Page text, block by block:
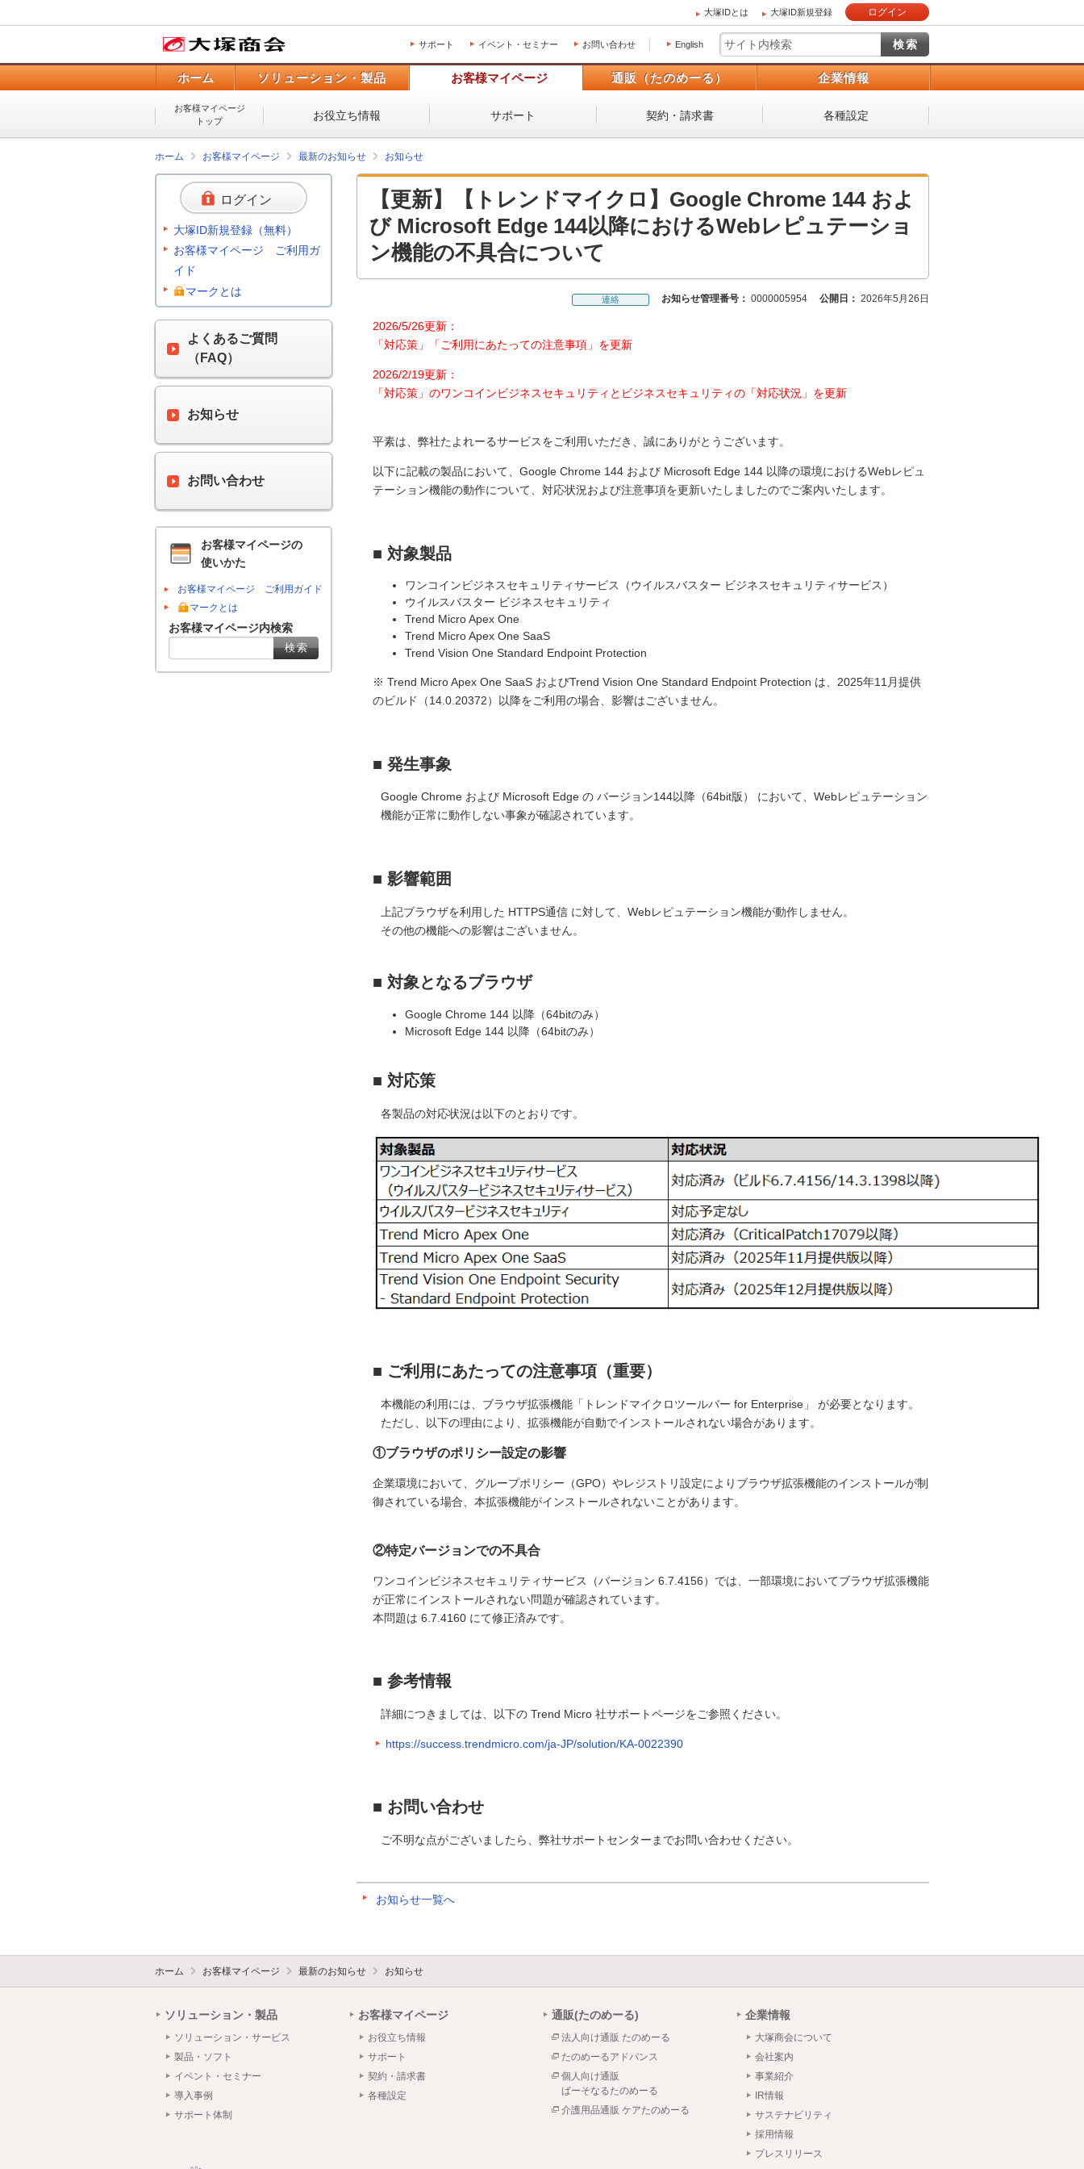
大塚IDとは 大塚ID新規登録 ログイン
サポート イベント・セミナー お問い合わせ English
ホーム ソリューション・製品 お客様マイページ 通販（たのめーる） 企業情報
お客様マイページ
トップ
お役立ち情報 サポート 契約・請求書 各種設定
ホーム お客様マイページ 最新のお知らせ お知らせ
【更新】【トレンドマイクロ】Google Chrome 144 およ
び Microsoft Edge 144以降におけるWebレピュテーショ
ン機能の不具合について
連絡 お知らせ管理番号： 0000005954 公開日： 2026年5月26日
2026/5/26更新：
「対応策」「ご利用にあたっての注意事項」を更新
2026/2/19更新：
「対応策」のワンコインビジネスセキュリティとビジネスセキュリティの「対応状況」を更新
平素は、弊社たよれーるサービスをご利用いただき、誠にありがとうございます。
以下に記載の製品において、Google Chrome 144 および Microsoft Edge 144 以降の環境におけるWebレピュ
テーション機能の動作について、対応状況および注意事項を更新いたしましたのでご案内いたします。
■ 対象製品
ワンコインビジネスセキュリティサービス（ウイルスバスター ビジネスセキュリティサービス）
ウイルスバスター ビジネスセキュリティ
Trend Micro Apex One
Trend Micro Apex One SaaS
Trend Vision One Standard Endpoint Protection
※ Trend Micro Apex One SaaS およびTrend Vision One Standard Endpoint Protection は、2025年11月提供
のビルド（14.0.20372）以降をご利用の場合、影響はございません。
■ 発生事象
Google Chrome および Microsoft Edge の バージョン144以降（64bit版） において、Webレピュテーション
機能が正常に動作しない事象が確認されています。
■ 影響範囲
上記ブラウザを利用した HTTPS通信 に対して、Webレピュテーション機能が動作しません。
その他の機能への影響はございません。
■ 対象となるブラウザ
Google Chrome 144 以降（64bitのみ）
Microsoft Edge 144 以降（64bitのみ）
■ 対応策
各製品の対応状況は以下のとおりです。
■ ご利用にあたっての注意事項（重要）
本機能の利用には、ブラウザ拡張機能「トレンドマイクロツールバー for Enterprise」 が必要となります。
ただし、以下の理由により、拡張機能が自動でインストールされない場合があります。
①ブラウザのポリシー設定の影響
企業環境において、グループポリシー（GPO）やレジストリ設定によりブラウザ拡張機能のインストールが制
御されている場合、本拡張機能がインストールされないことがあります。
②特定バージョンでの不具合
ワンコインビジネスセキュリティサービス（バージョン 6.7.4156）では、一部環境においてブラウザ拡張機能
が正常にインストールされない問題が確認されています。
本問題は 6.7.4160 にて修正済みです。
■ 参考情報
詳細につきましては、以下の Trend Micro 社サポートページをご参照ください。
https://success.trendmicro.com/ja-JP/solution/KA-0022390
■ お問い合わせ
ご不明な点がございましたら、弊社サポートセンターまでお問い合わせください。
お知らせ一覧へ
ログイン
大塚ID新規登録（無料）
お客様マイページ ご利用ガ
イド
マークとは
よくあるご質問
（FAQ）
お知らせ
お問い合わせ
お客様マイページの
使いかた
お客様マイページ ご利用ガイド
マークとは
お客様マイページ内検索
ホーム お客様マイページ 最新のお知らせ お知らせ
ソリューション・製品
ソリューション・サービス
製品・ソフト
イベント・セミナー
導入事例
サポート体制
お客様マイページ
お役立ち情報
サポート
契約・請求書
各種設定
通販(たのめーる)
法人向け通販 たのめーる
たのめーるアドバンス
個人向け通販
ぱーそなるたのめーる
介護用品通販 ケアたのめーる
企業情報
大塚商会について
会社案内
事業紹介
IR情報
サステナビリティ
採用情報
プレスリリース